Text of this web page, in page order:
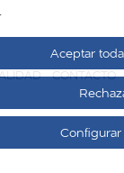
CONTACTO
.
Aceptar
Configurar